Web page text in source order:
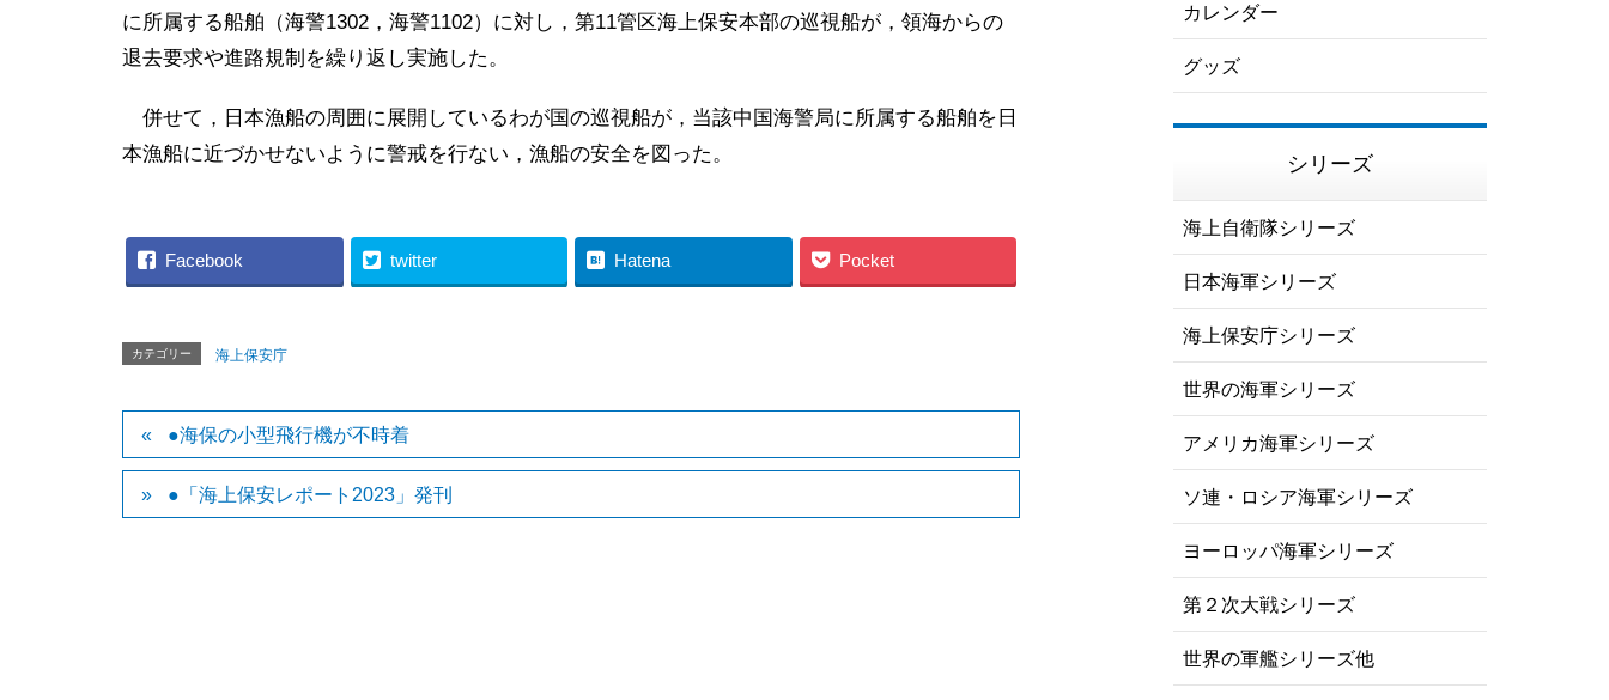
に所属する船舶（海警1302，海警1102）に対し，第11管区海上保安本部の巡視船が，領海からの
退去要求や進路規制を繰り返し実施した。
併せて，日本漁船の周囲に展開しているわが国の巡視船が，当該中国海警局に所属する船舶を日
本漁船に近づかせないように警戒を行ない，漁船の安全を図った。
Facebook twitter Hatena Pocket
カテゴリー 海上保安庁
●海保の小型飛行機が不時着
●「海上保安レポート2023」発刊
カレンダー
グッズ
シリーズ
海上自衛隊シリーズ
日本海軍シリーズ
海上保安庁シリーズ
世界の海軍シリーズ
アメリカ海軍シリーズ
ソ連・ロシア海軍シリーズ
ヨーロッパ海軍シリーズ
第２次大戦シリーズ
世界の軍艦シリーズ他